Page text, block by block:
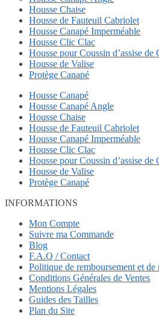
Housse Chaise
Housse de Fauteuil Cabriolet
Housse Canapé Imperméable
Housse Clic Clac
Housse pour Coussin d’assise de
Housse de Valise
Protège Canapé
Housse Canapé
Housse Canapé Angle
Housse Chaise
Housse de Fauteuil Cabriolet
Housse Canapé Imperméable
Housse Clic Clac
Housse pour Coussin d’assise de
Housse de Valise
Protège Canapé
INFORMATIONS
Mon Compte
Suivre ma Commande
Blog
F.A.Q / Contact
Politique de remboursement et de
Conditions Générales de Ventes
Mentions Légales
Guides des Tailles
Plan du Site